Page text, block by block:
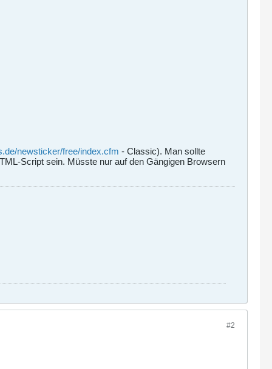
newsticker/free/index.cfm - Classic). Man sollte
Script sein. Müsste nur auf den Gängigen Browsern
#2